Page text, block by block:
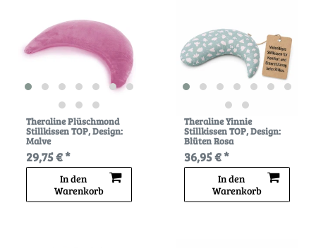
Theraline Plüschmond
Stillkissen TOP, Design:
Malve
29,75 € *
In den
Warenkorb
Theraline Yinnie
Stillkissen TOP, Design:
Blüten Rosa
36,95 € *
In den
Warenkorb